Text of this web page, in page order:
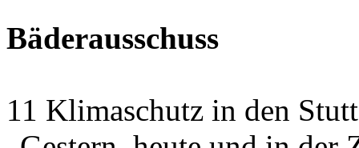
Bäderausschuss
11 Klimaschutz in den